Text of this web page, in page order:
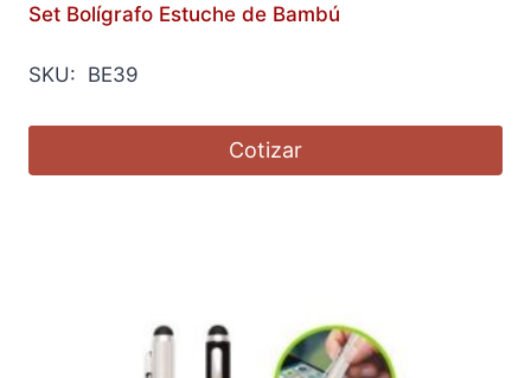
Set Bolígrafo Estuche de Bambú
SKU: BE39
Cotizar